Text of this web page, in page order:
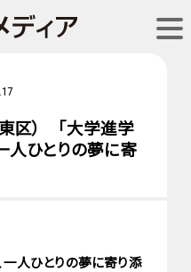
区） 「大学進学
人ひとりの夢に寄
人ひとりの夢に寄り添